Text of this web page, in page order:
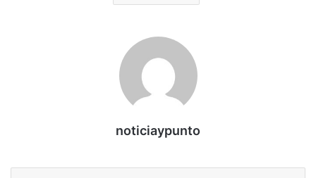
noticiaypunto